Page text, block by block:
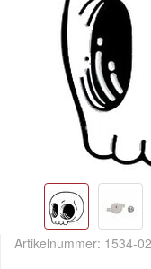
Artikelnummer: 1534-